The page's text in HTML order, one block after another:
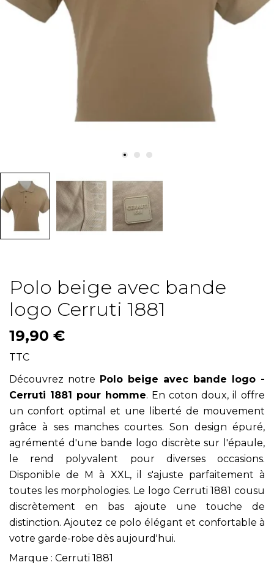
Polo beige avec bande
logo Cerruti 1881
19,90 €
TTC
Découvrez notre Polo beige avec bande logo -
Cerruti 1881 pour homme. En coton doux, il offre
un confort optimal et une liberté de mouvement
grâce à ses manches courtes. Son design épuré,
agrémenté d'une bande logo discrète sur l'épaule,
le rend polyvalent pour diverses occasions.
Disponible de M à XXL, il s'ajuste parfaitement à
toutes les morphologies. Le logo Cerruti 1881 cousu
discrètement en bas ajoute une touche de
distinction. Ajoutez ce polo élégant et confortable à
votre garde-robe dès aujourd'hui.
Marque : Cerruti 1881